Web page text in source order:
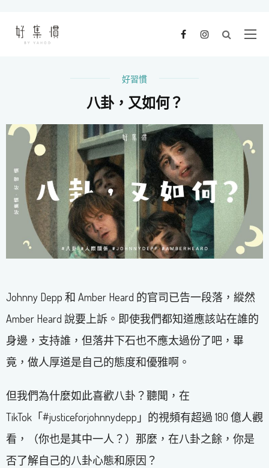
好習慣
八卦，又如何？
Johnny Depp 和 Amber Heard 的官司已告一段落，縱然
Amber Heard 說要上訴。即使我們都知道應該站在誰的
身邊，支持誰，但落井下石也不應太過份了吧，畢
竟，做人厚道是自己的態度和優雅啊。
但我們為什麼如此喜歡八卦？聽聞，在
TikTok「#justiceforjohnnydepp」的視頻有超過 180 億人觀
看，（你也是其中一人？）那麼，在八卦之餘，你是
否了解自己的八卦心態和原因？